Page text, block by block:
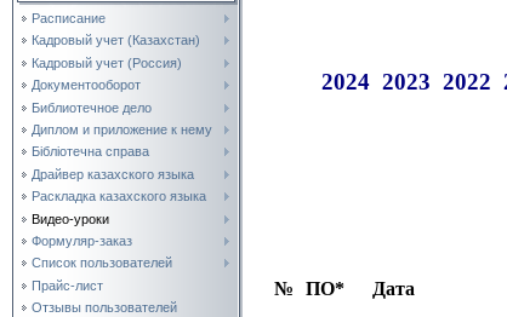
Расписание
Кадровый учет (Казахстан)
Кадровый учет (Россия)
Документооборот
Библиотечное дело
Диплом и приложение к нему
Бібліотечна справа
Драйвер казахского языка
Раскладка казахского языка
Видео-уроки
Формуляр-заказ
Список пользователей
Прайс-лист
Отзывы пользователей
2024 2023 2022
№ ПО* Дата